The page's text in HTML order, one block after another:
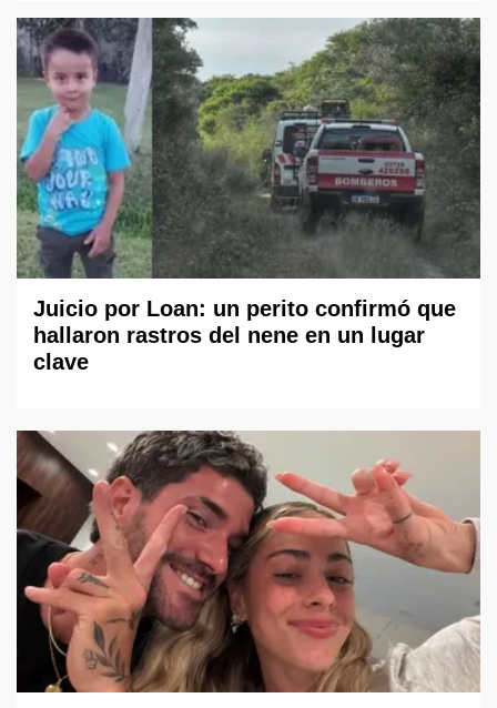
Juicio por Loan: un perito confirmó que
hallaron rastros del nene en un lugar
clave